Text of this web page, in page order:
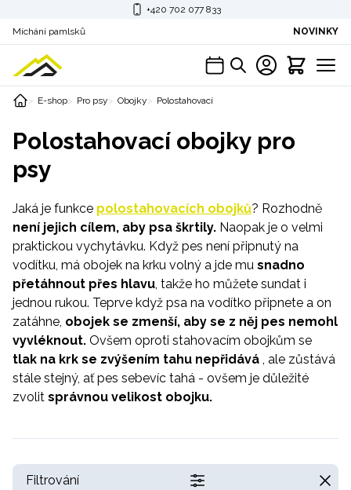
+420 702 077 833
Míchání pamlsků
NOVINKY
E-shop Pro psy Obojky Polostahovací
Polostahovací obojky pro
psy
Jaká je funkce polostahovacích obojků? Rozhodně
není jejich cílem, aby psa škrtily. Naopak je o velmi
praktickou vychytávku. Když pes není připnutý na
vodítku, má obojek na krku volný a jde mu snadno
přetáhnout přes hlavu, takže ho můžete sundat i
jednou rukou. Teprve když psa na vodítko připnete a on
zatáhne, obojek se zmenší, aby se z něj pes nemohl
vyvléknout. Ovšem oproti stahovacím obojkům se
tlak na krk se zvýšením tahu nepřidává , ale zůstává
stále stejný, ať pes sebevíc tahá - ovšem je důležité
zvolit správnou velikost obojku.
Filtrování